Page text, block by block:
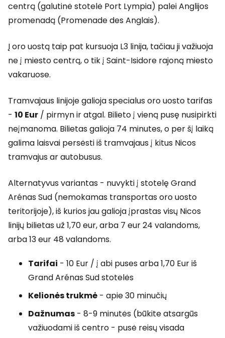
centrą (galutinė stotelė Port Lympia) palei Anglijos
promenadą (Promenade des Anglais).
Į oro uostą taip pat kursuoja L3 linija, tačiau ji važiuoja
ne į miesto centrą, o tik į Saint-Isidore rajoną miesto
vakaruose.
Tramvajaus linijoje galioja specialus oro uosto tarifas
- 10 Eur / pirmyn ir atgal. Bilieto į vieną pusę nusipirkti
neįmanoma. Bilietas galioja 74 minutes, o per šį laiką
galima laisvai persėsti iš tramvajaus į kitus Nicos
tramvajus ar autobusus.
Alternatyvus variantas - nuvykti į stotelę Grand
Arénas Sud (nemokamas transportas oro uosto
teritorijoje), iš kurios jau galioja įprastas visų Nicos
linijų bilietas už 1,70 eur, arba 7 eur 24 valandoms,
arba 13 eur 48 valandoms.
Tarifai - 10 Eur / į abi puses arba 1,70 Eur iš
Grand Arénas Sud stotelės
Kelionės trukmė - apie 30 minučių
Dažnumas - 8-9 minutės (būkite atsargūs
važiuodami iš centro - pusė reisų visada